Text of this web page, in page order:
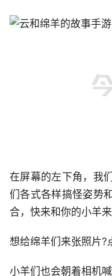
在屏幕的左下角，我
们各式各样搞怪姿势
合，快来和你的小羊
想给绵羊们来张照片?
小羊们也会朝着相机喊